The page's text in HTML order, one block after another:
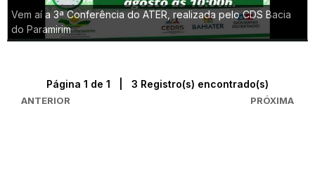
Vem aí a 3ª Conferência do ATER, realizada pelo CDS Bacia
do Paramirim
ANTERIOR
Página 1 de 1 | 3 Registro(s) encontrado(s)
PRÓXIMA